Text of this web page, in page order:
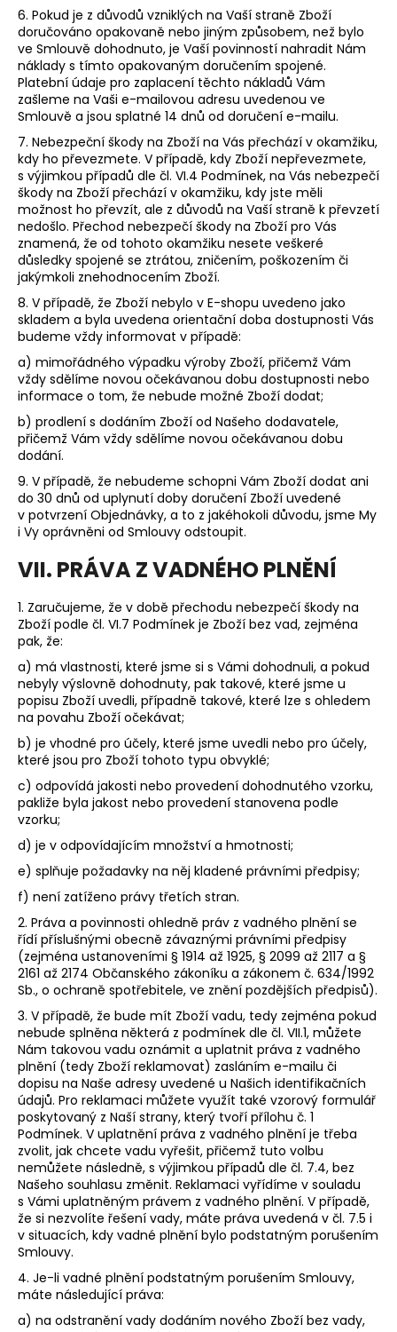
6. Pokud je z důvodů vzniklých na Vaší straně Zboží
doručováno opakovaně nebo jiným způsobem, než bylo
ve Smlouvě dohodnuto, je Vaší povinností nahradit Nám
náklady s tímto opakovaným doručením spojené.
Platební údaje pro zaplacení těchto nákladů Vám
zašleme na Vaši e-mailovou adresu uvedenou ve
Smlouvě a jsou splatné 14 dnů od doručení e-mailu.
7. Nebezpeční škody na Zboží na Vás přechází v okamžiku,
kdy ho převezmete. V případě, kdy Zboží nepřevezmete,
s výjimkou případů dle čl. VI.4 Podmínek, na Vás nebezpečí
škody na Zboží přechází v okamžiku, kdy jste měli
možnost ho převzít, ale z důvodů na Vaší straně k převzetí
nedošlo. Přechod nebezpečí škody na Zboží pro Vás
znamená, že od tohoto okamžiku nesete veškeré
důsledky spojené se ztrátou, zničením, poškozením či
jakýmkoli znehodnocením Zboží.
8. V případě, že Zboží nebylo v E-shopu uvedeno jako
skladem a byla uvedena orientační doba dostupnosti Vás
budeme vždy informovat v případě:
a) mimořádného výpadku výroby Zboží, přičemž Vám
vždy sdělíme novou očekávanou dobu dostupnosti nebo
informace o tom, že nebude možné Zboží dodat;
b) prodlení s dodáním Zboží od Našeho dodavatele,
přičemž Vám vždy sdělíme novou očekávanou dobu
dodání.
9. V případě, že nebudeme schopni Vám Zboží dodat ani
do 30 dnů od uplynutí doby doručení Zboží uvedené
v potvrzení Objednávky, a to z jakéhokoli důvodu, jsme My
i Vy oprávněni od Smlouvy odstoupit.
VII. PRÁVA Z VADNÉHO PLNĚNÍ
1. Zaručujeme, že v době přechodu nebezpečí škody na
Zboží podle čl. VI.7 Podmínek je Zboží bez vad, zejména
pak, že:
a) má vlastnosti, které jsme si s Vámi dohodnuli, a pokud
nebyly výslovně dohodnuty, pak takové, které jsme u
popisu Zboží uvedli, případně takové, které lze s ohledem
na povahu Zboží očekávat;
b) je vhodné pro účely, které jsme uvedli nebo pro účely,
které jsou pro Zboží tohoto typu obvyklé;
c) odpovídá jakosti nebo provedení dohodnutého vzorku,
pakliže byla jakost nebo provedení stanovena podle
vzorku;
d) je v odpovídajícím množství a hmotnosti;
e) splňuje požadavky na něj kladené právními předpisy;
f) není zatíženo právy třetích stran.
2. Práva a povinnosti ohledně práv z vadného plnění se
řídí příslušnými obecně závaznými právními předpisy
(zejména ustanoveními § 1914 až 1925, § 2099 až 2117 a §
2161 až 2174 Občanského zákoníku a zákonem č. 634/1992
Sb., o ochraně spotřebitele, ve znění pozdějších předpisů).
3. V případě, že bude mít Zboží vadu, tedy zejména pokud
nebude splněna některá z podmínek dle čl. VII.1, můžete
Nám takovou vadu oznámit a uplatnit práva z vadného
plnění (tedy Zboží reklamovat) zasláním e-mailu či
dopisu na Naše adresy uvedené u Našich identifikačních
údajů. Pro reklamaci můžete využít také vzorový formulář
poskytovaný z Naší strany, který tvoří přílohu č. 1
Podmínek. V uplatnění práva z vadného plnění je třeba
zvolit, jak chcete vadu vyřešit, přičemž tuto volbu
nemůžete následně, s výjimkou případů dle čl. 7.4, bez
Našeho souhlasu změnit. Reklamaci vyřídíme v souladu
s Vámi uplatněným právem z vadného plnění. V případě,
že si nezvolíte řešení vady, máte práva uvedená v čl. 7.5 i
v situacích, kdy vadné plnění bylo podstatným porušením
Smlouvy.
4. Je-li vadné plnění podstatným porušením Smlouvy,
máte následující práva:
a) na odstranění vady dodáním nového Zboží bez vady,